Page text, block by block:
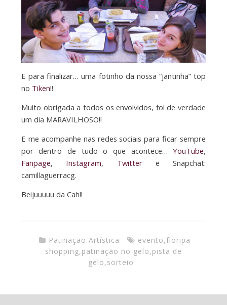
E para finalizar… uma fotinho da nossa “jantinha” top
no Tiken!!
Muito obrigada a todos os envolvidos, foi de verdade
um dia MARAVILHOSO!!
E me acompanhe nas redes sociais para ficar sempre
por dentro de tudo o que acontece…YouTube,
Fanpage, Instagram, Twittere Snapchat:
camillaguerracg.
Beijuuuuu da Cah!!
Patinação Artística evento,floripa
shopping,patinação no gelo,pista de
gelo,sorteio